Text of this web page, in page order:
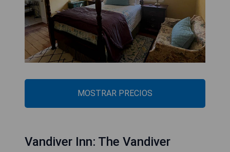
MOSTRAR PRECIOS
Vandiver Inn: The Vandiver